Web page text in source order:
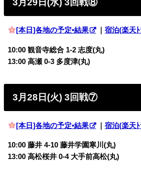
[本日]各地の予定•結果 ｜宿泊(楽天
10:00 観音寺総合 1-2 志度(丸)
13:00 高瀬 0-3 多度津(丸)
3月28日(火) 3回戦⑦
[本日]各地の予定•結果 ｜宿泊(楽天
10:00 藤井 4-10 藤井学園寒川(丸)
13:00 高松桜井 0-4 大手前高松(丸)